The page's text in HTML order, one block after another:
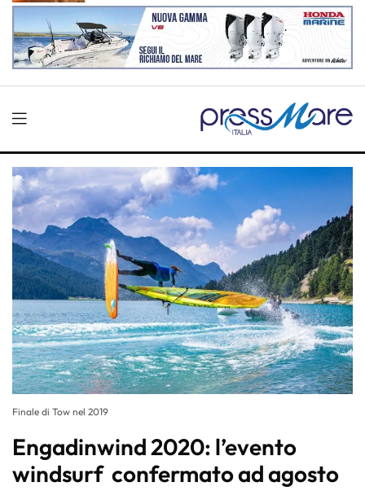
Finale di Tow nel 2019
Engadinwind 2020: l’evento
windsurf confermato ad agosto